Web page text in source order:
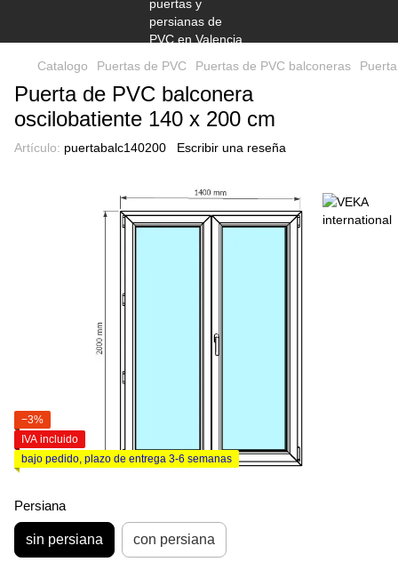
Catalogo Puertas de PVC Puertas de PVC balconeras
Puerta de PVC balconera
oscilobatiente 140 x 200 cm
Artículo: puertabalc140200 Escribir una reseña
−3%
IVA incluido
bajo pedido, plazo de entrega 3-6 semanas
Persiana
sin persiana con persiana